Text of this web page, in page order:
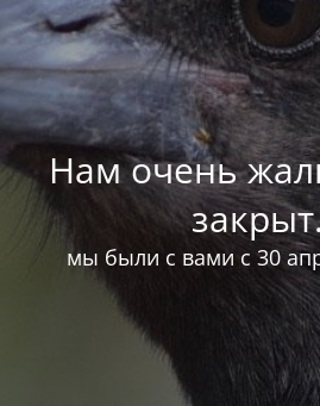
Нам очень
мы были с вами с 30